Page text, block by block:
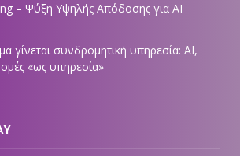
– Ψύξη Υψηλής Απόδοσης για AI
γίνεται συνδρομητική υπηρεσία: AI,
«ως υπηρεσία»